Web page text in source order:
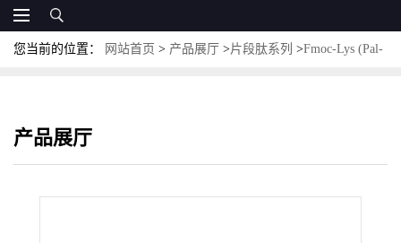
您当前的位置： 网站首页 > 产品展厅 >片段肽系列 >Fmoc-Lys (Pal-
产品展厅